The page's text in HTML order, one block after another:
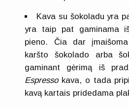
Kava su šokoladu yra
yra taip pat gaminama
pieno. Čia dar
karšto šokolado arba
gaminant gėrimą iš
Espressokava, o tada
kavą kartais pridedama